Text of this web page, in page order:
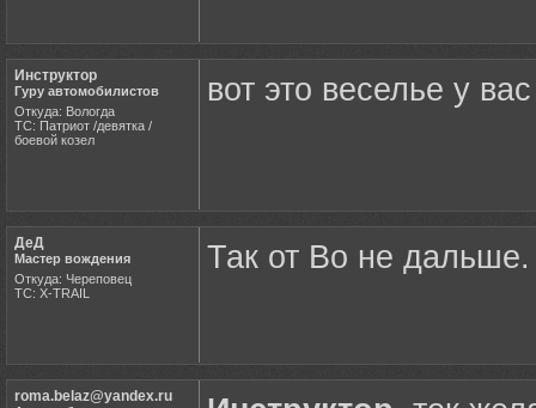
Инструктор
Гуру автомобилистов
Откуда: Вологда
ТС: Патриот /девятка /
боевой козел
вот это веселье у
ДеД
Мастер вождения
Откуда: Череповец
ТС: X-TRAIL
Так от Во не дальше.
roma.belaz@yandex.ru